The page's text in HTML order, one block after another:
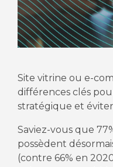
Site vitrine ou e-
différences clés
stratégique et
Saviez-vous que
possèdent
(contre 66% en